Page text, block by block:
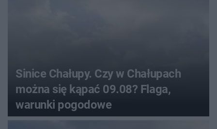
Sinice Chałupy. Czy w Chałupach
można się kąpać 09.08? Flaga,
warunki pogodowe